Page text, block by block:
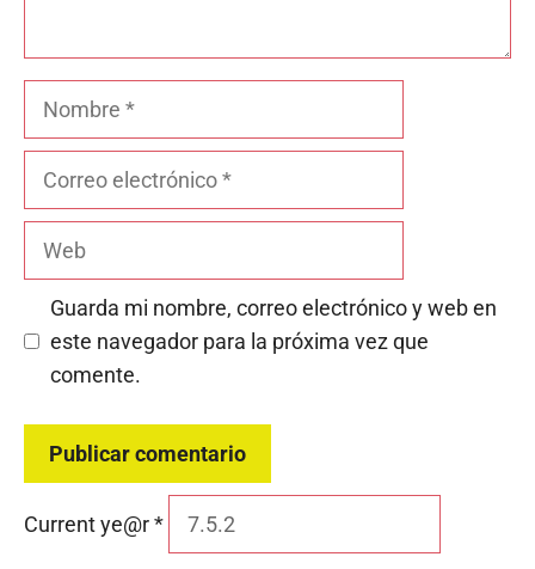
Nombre
Guarda mi nombre, correo electrónico y web en
este navegador para la próxima vez que
comente.
Current ye@r*